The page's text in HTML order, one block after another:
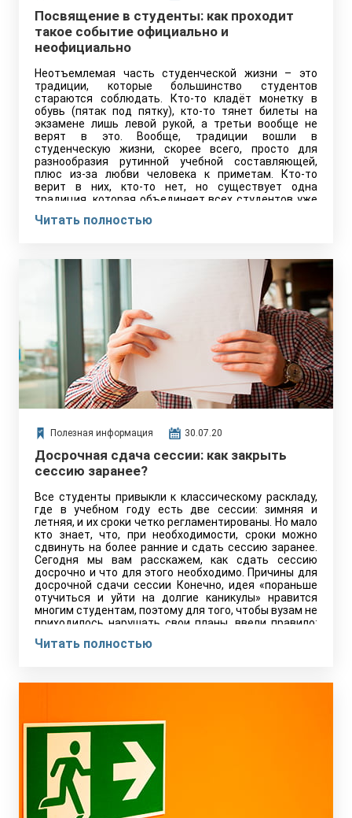
Посвящение в студенты: как проходит
такое событие официально и
неофициально
Неотъемлемая часть студенческой жизни – это
традиции, которые большинство студентов
стараются соблюдать. Кто-то кладёт монетку в
обувь (пятак под пятку), кто-то тянет билеты на
экзамене лишь левой рукой, а третьи вообще не
верят в это. Вообще, традиции вошли в
студенческую жизни, скорее всего, просто для
разнообразия рутинной учебной составляющей,
плюс из-за любви человека к приметам. Кто-то
верит в них, кто-то нет, но существует одна
традиция, которая объединяет всех студентов уже
Читать полностью
Полезная информация 30.07.20
Досрочная сдача сессии: как закрыть
сессию заранее?
Все студенты привыкли к классическому раскладу,
где в учебном году есть две сессии: зимняя и
летняя, и их сроки четко регламентированы. Но мало
кто знает, что, при необходимости, сроки можно
сдвинуть на более ранние и сдать сессию заранее.
Сегодня мы вам расскажем, как сдать сессию
досрочно и что для этого необходимо. Причины для
досрочной сдачи сессии Конечно, идея «пораньше
отучиться и уйти на долгие каникулы» нравится
многим студентам, поэтому для того, чтобы вузам не
приходилось нарушать свои планы, ввели правило:
наличии у студента веской причины для этого».
Читать полностью